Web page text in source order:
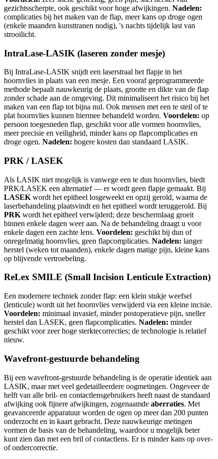
gezichtsscherpte, ook geschikt voor hoge afwijkingen. Nadelen:
complicaties bij het maken van de flap, meer kans op droge ogen
(enkele maanden kunsttranen nodig), 's nachts tijdelijk last van
strooilicht.
IntraLase-LASIK (laseren zonder mesje)
Bij IntraLase-LASIK snijdt een laserstraal het flapje in het
hoornvlies in plaats van een mesje. Een vooraf geprogrammeerde
methode bepaalt nauwkeurig de plaats, grootte en dikte van de flap
zonder schade aan de omgeving. Dit minimaliseert het risico bij het
maken van een flap tot bijna nul. Ook mensen met een te steil of te
plat hoornvlies kunnen hiermee behandeld worden. Voordelen: op
persoon toegesneden flap, geschikt voor alle vormen hoornvlies,
meer precisie en veiligheid, minder kans op flapcomplicaties en
droge ogen. Nadelen: hogere kosten dan standaard LASIK.
PRK / LASEK
Als LASIK niet mogelijk is vanwege een te dun hoornvlies, biedt
PRK/LASEK een alternatief — er wordt geen flapje gemaakt. Bij
LASEK wordt het epitheel losgeweekt en opzij gerold, waarna de
laserbehandeling plaatsvindt en het epitheel wordt teruggerold. Bij
PRK wordt het epitheel verwijderd; deze beschermlaag groeit
binnen enkele dagen weer aan. Na de behandeling draagt u voor
enkele dagen een zachte lens. Voordelen: geschikt bij dun of
onregelmatig hoornvlies, geen flapcomplicaties. Nadelen: langer
herstel (weken tot maanden), enkele dagen matige pijn, kleine kans
op blijvende vertroebeling.
ReLex SMILE (Small Incision Lenticule Extraction)
Een modernere techniek zonder flap: een klein stukje weefsel
(lenticule) wordt uit het hoornvlies verwijderd via een kleine incisie.
Voordelen: minimaal invasief, minder postoperatieve pijn, sneller
herstel dan LASEK, geen flapcomplicaties. Nadelen: minder
geschikt voor zeer hoge sterktecorrecties; de technologie is relatief
nieuw.
Wavefront-gestuurde behandeling
Bij een wavefront-gestuurde behandeling is de operatie identiek aan
LASIK, maar met veel gedetailleerdere oogmetingen. Ongeveer de
helft van alle bril- en contactlensgebruikers heeft naast de standaard
afwijking ook fijnere afwijkingen, zogenaamde aberraties. Met
geavanceerde apparatuur worden de ogen op meer dan 200 punten
onderzocht en in kaart gebracht. Deze nauwkeurige metingen
vormen de basis van de behandeling, waardoor u mogelijk beter
kunt zien dan met een bril of contactlens. Er is minder kans op over-
of ondercorrectie.